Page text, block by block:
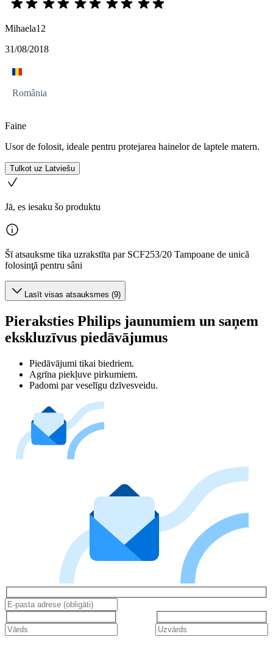
Mihaela12
31/08/2018
România
Faine
Usor de folosit, ideale pentru protejarea hainelor de laptele matern.
Tulkot uz Latviešu
Jā, es iesaku šo produktu
Šī atsauksme tika uzrakstīta par SCF253/20 Tampoane de unică
folosinţă pentru sâni
Lasīt visas atsauksmes (9)
Pieraksties Philips jaunumiem un saņem
ekskluzīvus piedāvājumus
Piedāvājumi tikai biedriem.
Agrīna piekļuve pirkumiem.
Padomi par veselīgu dzīvesveidu.